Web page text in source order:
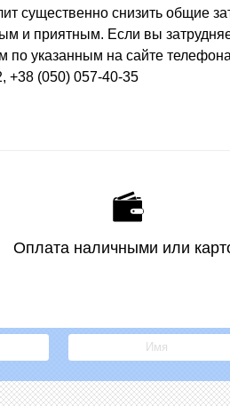
существенно снизить общие
и приятным. Если вы
указанным на сайте
+38 (050) 057-40-35
Оплата наличными или